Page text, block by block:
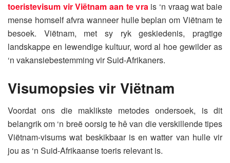
toeristevisum vir Viëtnam aan te vrais ‘n vraag wat baie
mense homself afvra wanneer hulle beplan om Viëtnam te
besoek. Viëtnam, met sy ryk geskiedenis, pragtige
landskappe en lewendige kultuur, word al hoe gewilder as
‘n vakansiebestemming vir Suid-Afrikaners.
Visumopsies vir Viëtnam
Voordat ons die maklikste metodes ondersoek, is dit
belangrik om ‘n breë oorsig te hê van die verskillende tipes
Viëtnam-visums wat beskikbaar is en watter van hulle vir
jou as ‘n Suid-Afrikaanse toeris relevant is.